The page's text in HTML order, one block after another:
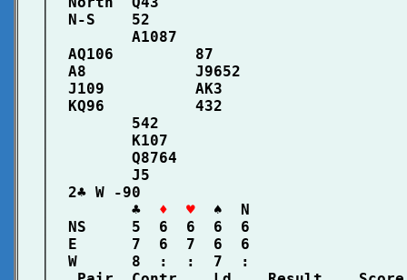
│  N-S    52
│         A1087
│  AQ106         87
│  A8            J9652
│  J109          AK3
│  KQ96          432
│         542
│         K107
│         Q8764
│         J5
│  2♣ W -90
│         ♣ ♦  ♥
♠  N
│  NS     5  6  6  6  6
│  E      7  6  7  6  6
│  W      8  :  :  7  :